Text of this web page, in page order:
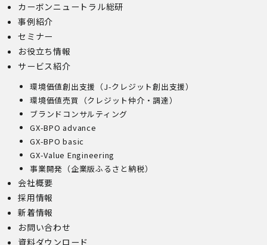
カーボンニュートラル総研
事例紹介
セミナー
お役立ち情報
サービス紹介
環境価値創出支援（J-クレジット創出支援）
環境価値売買（クレジット仲介・調達）
ブランドコンサルティング
GX-BPO advance
GX-BPO basic
GX-Value Engineering
事業開発（企業版ふるさと納税）
会社概要
採用情報
新着情報
お問い合わせ
資料ダウンロード